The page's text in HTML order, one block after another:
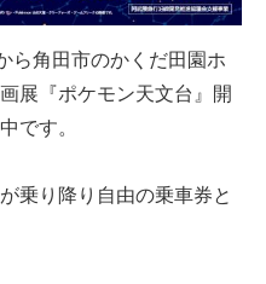
角田市のかくだ田園ホ
展『ポケモン天文台』開
です。
乗り降り自由の乗車券と